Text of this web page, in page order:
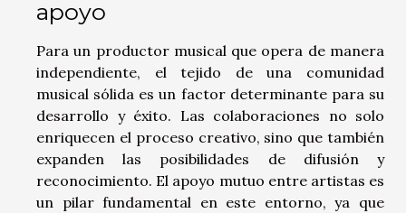
apoyo
Para un productor musical que opera de manera
independiente, el tejido de una comunidad
musical sólida es un factor determinante para su
desarrollo y éxito. Las colaboraciones no solo
enriquecen el proceso creativo, sino que también
expanden las posibilidades de difusión y
reconocimiento. El apoyo mutuo entre artistas es
un pilar fundamental en este entorno, ya que